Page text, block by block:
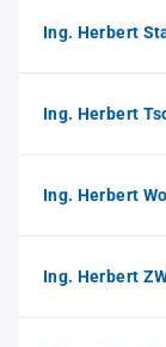
Ing. Herbert
Ing. Herbert
Ing. Herbert
Ing. Herbert